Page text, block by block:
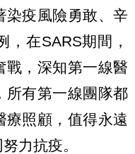
染疫風險勇敢、辛
，在SARS期間，
戰，深知第一線醫
所有第一線團隊都
療照顧，值得永遠
力抗疫。